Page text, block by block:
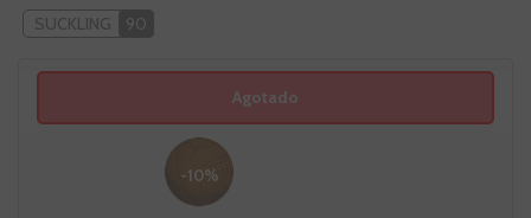
SUCKLING 90
Agotado
-10%